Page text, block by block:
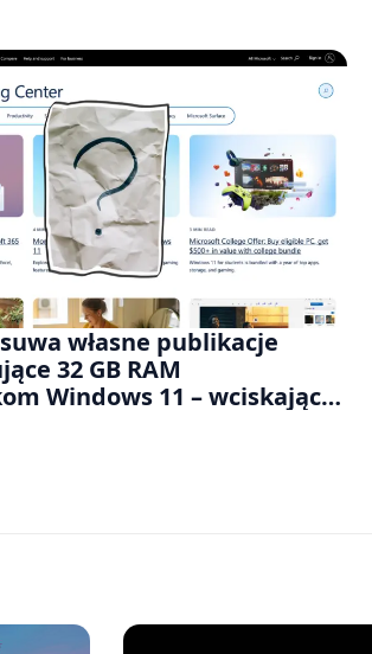
własne publikacje
32 GB RAM
Windows 11 – wciskając
komputery z 8 GB RAM po